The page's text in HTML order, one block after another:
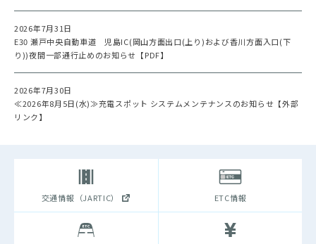
2026年7月31日
E30 瀬戸中央自動車道 児島IC(岡山方面出口(上り)および香川方面入口(下
り))夜間一部通行止めのお知らせ【PDF】
2026年7月30日
≪2026年8月5日(水)≫充電スポット システムメンテナンスのお知らせ【外部
リンク】
交通情報（JARTIC） ETC情報